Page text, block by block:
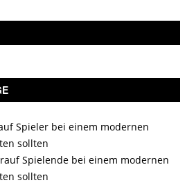
Spieler bei einem modernen
sollten
Spielende bei einem modernen
sollten